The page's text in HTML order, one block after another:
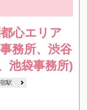
心エリア
務所、渋谷
池袋事務所)
駅